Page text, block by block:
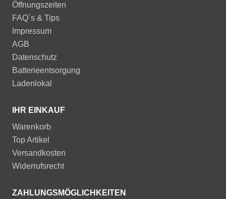
Öffnungszeiten
FAQ´s & Tips
Impressum
AGB
Datenschutz
Batterieentsorgung
Ladenlokal
IHR EINKAUF
Warenkorb
Top Artikel
Versandkosten
Widerrufsrecht
ZAHLUNGSMÖGLICHKEITEN